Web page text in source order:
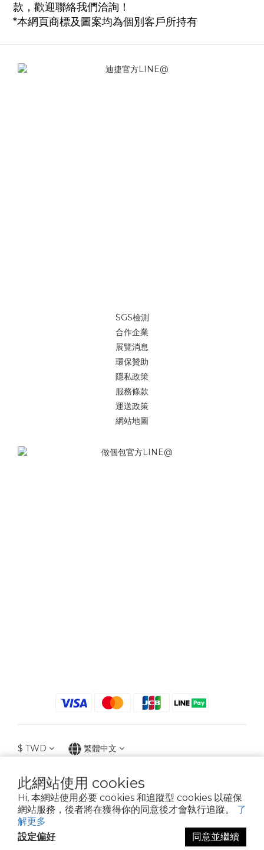
此網站使用 cookies
Hi, 本網站使用必要 cookies 和追蹤型 cookies 以確保
網站服務，後者將在獲得你的同意後才會執行追蹤。 了
解更多
設定偏好
同意並繼續
款，歡迎聯絡我們洽詢！
*本網頁商標及圖案均為個別客戶所持有
SGS檢測
合作企業
展覽消息
環保贊助
隱私政策
服務條款
運送政策
網站地圖
$ TWD 繁體中文
2021 © iGreenbag | DoaBag | Working Hrs 8:30 - 18:00｜新北市新莊區中正路
659-5號3樓 | 02-2903-8800 | 統編 : 28396448 (唯一統編無關係企業)